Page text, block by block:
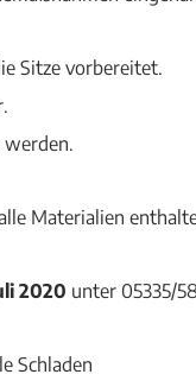
Sitze vorbereitet.
werden.
Materialien
2020 unter 05335/
Schladen